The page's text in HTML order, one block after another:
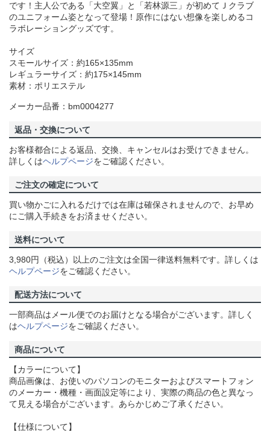
です！主人公である「大空翼」と「若林源三」が初めてＪクラブ
のユニフォーム姿となって登場！原作にはない想像を楽しめるコ
ラボレーショングッズです。
サイズ
スモールサイズ：約165×135mm
レギュラーサイズ：約175×145mm
素材：ポリエステル
メーカー品番：bm0004277
返品・交換について
お客様都合による返品、交換、キャンセルはお受けできません。
詳しくはヘルプページをご確認ください。
ご注文の確定について
買い物かごに入れるだけでは在庫は確保されませんので、お早め
にご購入手続きをお済ませください。
送料について
3,980円（税込）以上のご注文は全国一律送料無料です。詳しくは
ヘルプページをご確認ください。
配送方法について
一部商品はメール便でのお届けとなる場合がございます。詳しく
はヘルプページをご確認ください。
商品について
【カラーについて】
商品画像は、お使いのパソコンのモニターおよびスマートフォン
のメーカー・機種・画面設定等により、実際の商品の色と異なっ
て見える場合がございます。あらかじめご了承ください。
【仕様について】